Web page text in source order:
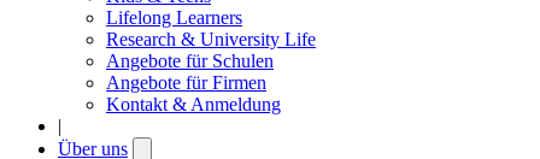
Lifelong Learners
Research & University Life
Angebote für Schulen
Angebote für Firmen
Kontakt & Anmeldung
|
Über uns